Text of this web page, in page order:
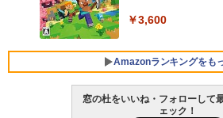
Core i5/16GB/
VWK3E15W_AZ
￥139,880
￥3,600
Amazonランキングをも
窓の杜をいいね・フォローして
ェック！